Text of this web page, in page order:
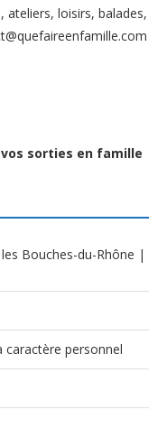
ateliers, loisirs, balades,
sorties en famille
Bouches-du-Rhône |
caractère personnel